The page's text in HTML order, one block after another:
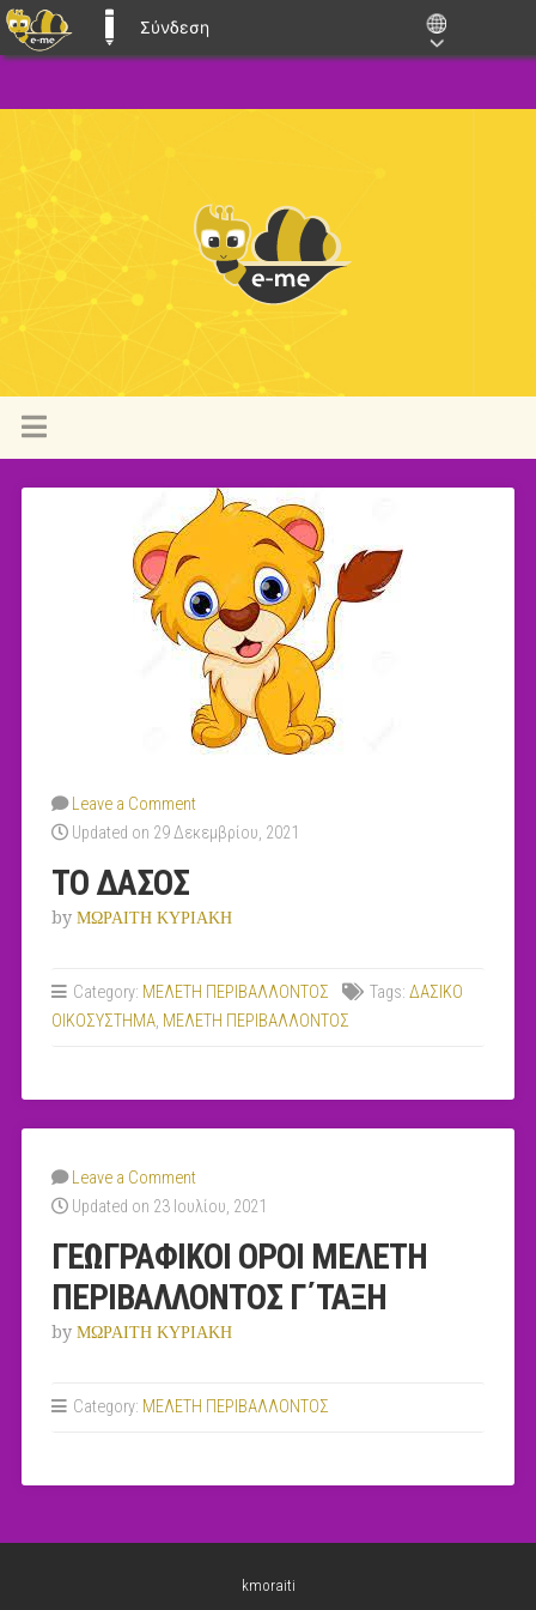
E-ME BLOGS
Σύνδεση
Leave a Comment
Updated on 29 Δεκεμβρίου, 2021
ΤΟ ΔΑΣΟΣ
by ΜΩΡΑΙΤΗ ΚΥΡΙΑΚΗ
Category: MEΛΕΤΗ ΠΕΡΙΒΑΛΛΟΝΤΟΣ Tags: ΔΑΣΙΚΟ
ΟΙΚΟΣΥΣΤΗΜΑ, ΜΕΛΕΤΗ ΠΕΡΙΒΑΛΛΟΝΤΟΣ
Leave a Comment
Updated on 23 Ιουλίου, 2021
ΓΕΩΓΡΑΦΙΚΟΙ ΟΡΟΙ ΜΕΛΕΤΗ
ΠΕΡΙΒΑΛΛΟΝΤΟΣ Γ΄ΤΑΞΗ
by ΜΩΡΑΙΤΗ ΚΥΡΙΑΚΗ
Category: MEΛΕΤΗ ΠΕΡΙΒΑΛΛΟΝΤΟΣ
kmoraiti